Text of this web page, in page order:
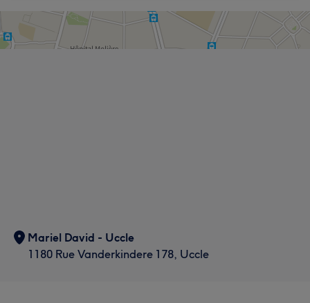
Mariel David - Uccle
1180 Rue Vanderkindere 178, Uccle